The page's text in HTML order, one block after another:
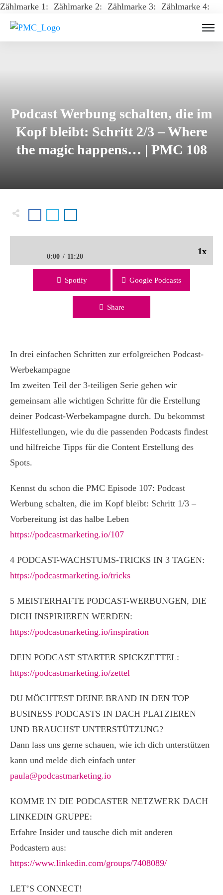
Zählmarke 1: Zählmarke 2: Zählmarke 3: Zählmarke 4:
Podcast Werbung schalten, die im
Kopf bleibt: Schritt 2/3 – Where
the magic happens… | PMC 108
1x
0:00 11:20
Podcast Werbung schalten, die im Kopf bleibt: Schritt 2/3 –
Where the magic happens… | PMC 108
Spotify Google Podcasts
Share
In drei einfachen Schritten zur erfolgreichen Podcast-
Werbekampagne
Im zweiten Teil der 3-teiligen Serie gehen wir
gemeinsam alle wichtigen Schritte für die Erstellung
deiner Podcast-Werbekampagne durch. Du bekommst
Hilfestellungen, wie du die passenden Podcasts findest
und hilfreiche Tipps für die Content Erstellung des
Spots.
Kennst du schon die PMC Episode 107: Podcast
Werbung schalten, die im Kopf bleibt: Schritt 1/3 –
Vorbereitung ist das halbe Leben
https://podcastmarketing.io/107
4 PODCAST-WACHSTUMS-TRICKS IN 3 TAGEN:
https://podcastmarketing.io/tricks
5 MEISTERHAFTE PODCAST-WERBUNGEN, DIE
DICH INSPIRIEREN WERDEN:
https://podcastmarketing.io/inspiration
DEIN PODCAST STARTER SPICKZETTEL:
https://podcastmarketing.io/zettel
DU MÖCHTEST DEINE BRAND IN DEN TOP
BUSINESS PODCASTS IN DACH PLATZIEREN
UND BRAUCHST UNTERSTÜTZUNG?
Dann lass uns gerne schauen, wie ich dich unterstützen
kann und melde dich einfach unter
paula@podcastmarketing.io
KOMME IN DIE PODCASTER NETZWERK DACH
LINKEDIN GRUPPE:
Erfahre Insider und tausche dich mit anderen
Podcastern aus:
https://www.linkedin.com/groups/7408089/
LET’S CONNECT!